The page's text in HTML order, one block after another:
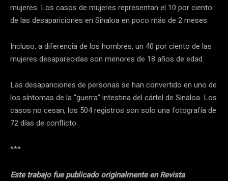
mujeres. Los casos de mujeres representan el 10 por ciento
de las desapariciones en Sinaloa en poco más de 2 meses.
Incluso, a diferencia de los hombres, un 40 por ciento de las
mujeres desaparecidas son menores de 18 años de edad.
Las desapariciones de personas se han convertido en uno de
los síntomas de la “guerra” intestina del cártel de Sinaloa. Los
casos no cesan, los 504 registros son solo una fotografía de
72 días de conflicto.
***
Este trabajo fue publicado originalmente en Revista